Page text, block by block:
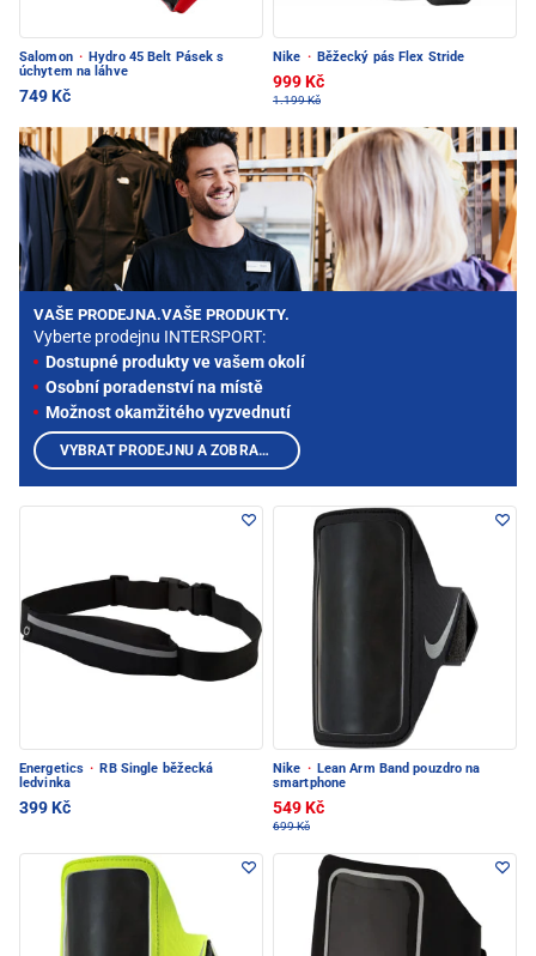
Salomon · Hydro 45 Belt Pásek s
úchytem na láhve
749 Kč
Nike · Běžecký pás Flex Stride
999 Kč
1.199 Kč
Energetics · RB Single běžecká
ledvinka
399 Kč
Nike · Lean Arm Band pouzdro na
smartphone
549 Kč
699 Kč
VAŠE PRODEJNA.VAŠE PRODUKTY.
Vyberte prodejnu INTERSPORT:
Dostupné produkty ve vašem okolí
Osobní poradenství na místě
Možnost okamžitého vyzvednutí
VYBRAT PRODEJNU A ZOBRAZIT PRODUKTY